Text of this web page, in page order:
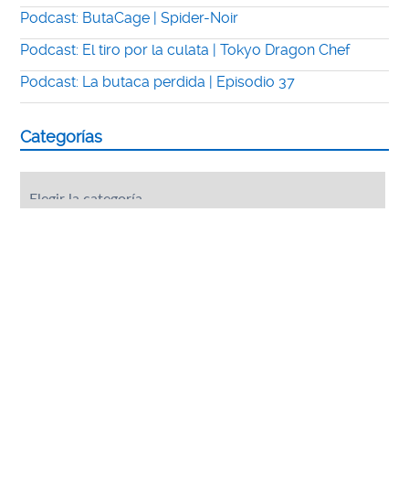
Podcast: ButaCage | Spider-Noir
Podcast: El tiro por la culata | Tokyo Dragon Chef
Podcast: La butaca perdida | Episodio 37
Categorías